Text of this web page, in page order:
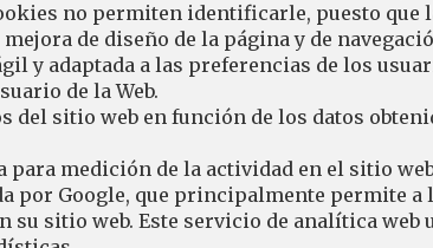
no permiten identificarle, puesto
de diseño de la página y de
y adaptada a las preferencias de los
de la Web.
sitio web en función de los datos
medición de la actividad en el sitio
por Google, que principalmente permite a
sitio web. Este servicio de analítica web